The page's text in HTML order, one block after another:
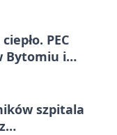
PEC
Bytomiu i
szpitala